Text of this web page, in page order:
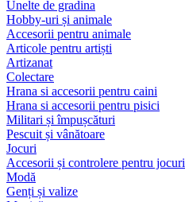
Unelte de gradina
Hobby-uri și animale
Accesorii pentru animale
Articole pentru artiști
Artizanat
Colectare
Hrana si accesorii pentru caini
Hrana si accesorii pentru pisici
Militari și împușcături
Pescuit și vânătoare
Jocuri
Accesorii și controlere pentru jocuri
Modă
Genți și valize